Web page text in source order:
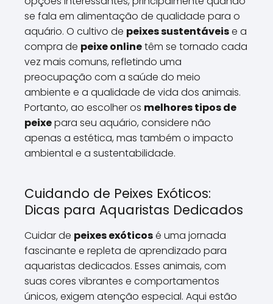
se fala em alimentação de qualidade para o
aquário. O cultivo de peixes sustentáveise a
compra de peixe onlinetêm se tornado cada
vez mais comuns, refletindo uma
preocupação com a saúde do meio
ambiente e a qualidade de vida dos animais.
Portanto, ao escolher os melhores tipos de
peixepara seu aquário, considere não
apenas a estética, mas também o impacto
ambiental e a sustentabilidade.
Cuidando de Peixes Exóticos:
Dicas para Aquaristas Dedicados
Cuidar de peixes exóticosé uma jornada
fascinante e repleta de aprendizado para
aquaristas dedicados. Esses animais, com
suas cores vibrantes e comportamentos
únicos, exigem atenção especial. Aqui estão